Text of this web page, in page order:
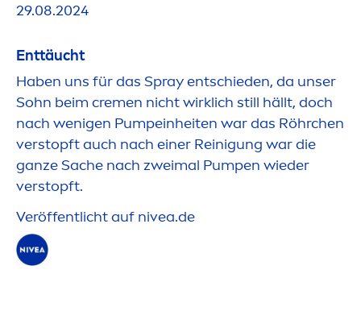
29.08.2024
Enttäucht
Haben uns für das Spray entschieden, da unser
Sohn beim cremen nicht wirklich still hällt, doch
nach wenigen Pumpeinheiten war das Röhrchen
verstopft auch nach einer Reinigung war die
ganze Sache nach zweimal Pumpen wieder
verstopft.
Veröffentlicht auf nivea.de